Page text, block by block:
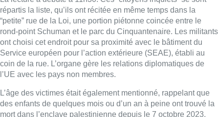
activistes néerlandais espéraient remettre cette liste à
l’ambassadeur d’Israël auprès de l’UE. Après la cérémonie, ils
ont rejoint en bus la commune d’Uccle, où se trouve
l’ambassade d’Israël. Peu avant 16h00, une délégation de
deux personnes a pu pénétrer dans la rue, encadrée par la
police. Cependant, le duo s’est vu refuser l’entrée du bâtiment
diplomatique avant d’en avoir atteint la porte. “Pourquoi ne
veulent-ils pas recevoir la liste?“, a déploré devant la caméra
de Belga le porte-parole des activistes néerlandais, Jos van
Dongen. “Elle comprend aussi les noms des victimes
israéliennes. Le document est compilé en 18 livres, un nombre